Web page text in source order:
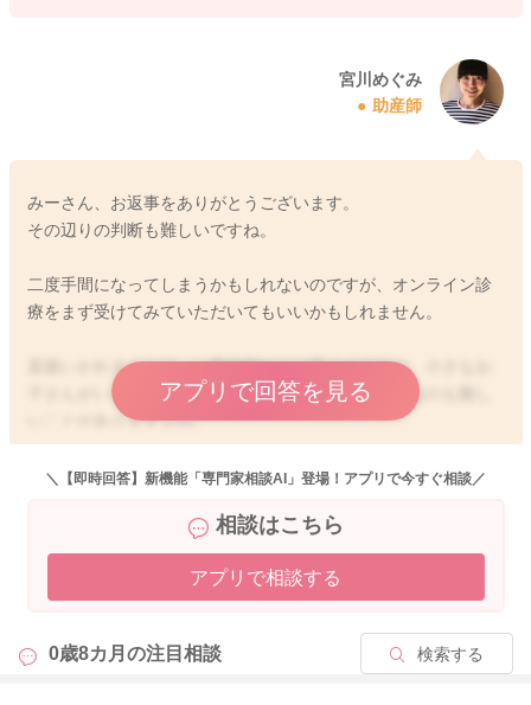
宮川めぐみ
助産師
みーさん、お返事をありがとうございます。
その辺りの判断も難しいですね。
二度手間になってしまうかもしれないのですが、オンライン診
療をまず受けてみていただいてもいいかもしれません。
直接いかれることは、一番確実だとは思うのですが、小さなお
子さんがいらっしゃる時には、なかなか受診をされるのも難し
いことがありますよね。
よかったら参考になさってみてください。
アプリで回答を見る
2025/9/29 20:09
＼【即時回答】新機能「専門家相談AI」登場！アプリで今すぐ相談／
相談はこちら
アプリで相談する
0歳8カ月の注目相談 検索する